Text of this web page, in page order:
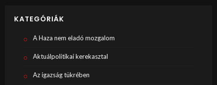
KATEGÓRIÁK
A Haza nem eladó mozgalom
Aktuálpolitikai kerekasztal
Az igazság tükrében